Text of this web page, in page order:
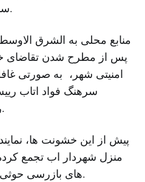
سنی محلی را خشمگین کرد.
منابع محلی به الشرق
پس از مطرح شدن تقاضای
امنیتی شهر، به صورتی
سرهنگ فواد اتاب
رادیویی محلی حمله کردند.
پیش از این خشونت ها،
منزل شهردار اب تجمع
های بازرسی حوثی ها در این شهر شده بودند.